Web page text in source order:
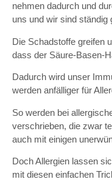
nehmen dadurch und
uns und wir sind ständig
Die Schadstoffe greifen
dass der Säure-Basen-
Dadurch wird unser
werden anfälliger für
So werden bei
verschrieben, die zwar
auch mit einigen
Doch Allergien lassen
mit diesen einfachen